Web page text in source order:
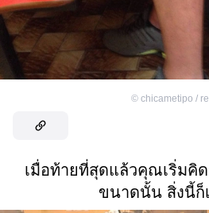
© chicametipo /
เมื่อท้ายที่สุดแล้วคุณเริ่มคิ
ขนาดนั้น สิ่งนี้ก็